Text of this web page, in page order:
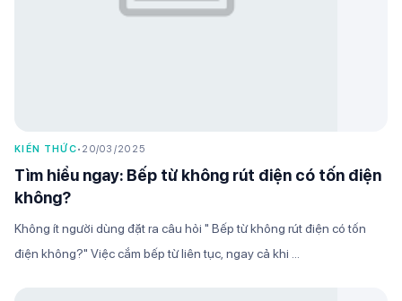
KIẾN THỨC• 20/03/2025
Tìm hiểu ngay: Bếp từ không rút điện có tốn điện
không?
Không ít người dùng đặt ra câu hỏi " Bếp từ không rút điện có tốn
điện không?" Việc cắm bếp từ liên tục, ngay cả khi ...